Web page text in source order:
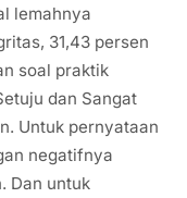
lemahnya
31,43 persen
soal praktik
dan Sangat
Untuk pernyataan
negatifnya
Dan untuk